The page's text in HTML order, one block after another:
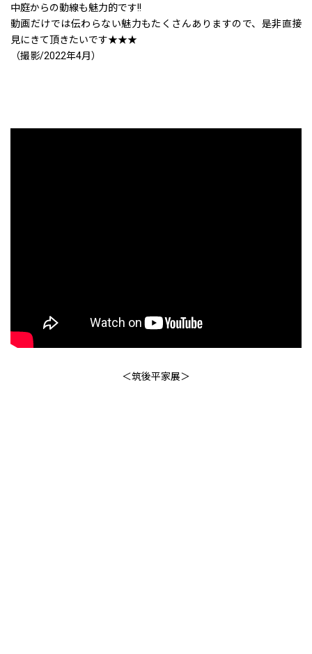
中庭からの動線も魅力的です!!
動画だけでは伝わらない魅力もたくさんありますので、是非直接
見にきて頂きたいです★★★
（撮影/2022年4月）
＜筑後平家展＞